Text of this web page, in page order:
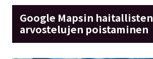
Google Mapsin haitallisten
arvostelujen poistaminen